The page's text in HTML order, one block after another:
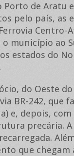
de Aratu
pelo país, as
Centro-
município ao
estados do
do Oeste
BR-242, que
e, depois,
precária. A
que chegam